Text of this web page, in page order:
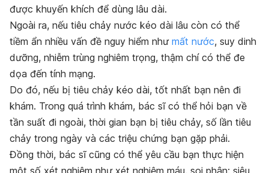
được khuyến khích để dùng lâu dài.
Ngoài ra, nếu tiêu chảy nước kéo dài lâu còn có thể
tiềm ẩn nhiều vấn đề nguy hiểm như mất nước, suy dinh
dưỡng, nhiễm trùng nghiêm trọng, thậm chí có thể đe
dọa đến tính mạng.
Do đó, nếu bị tiêu chảy kéo dài, tốt nhất bạn nên đi
khám. Trong quá trình khám, bác sĩ có thể hỏi bạn về
tần suất đi ngoài, thời gian bạn bị tiêu chảy, số lần tiêu
chảy trong ngày và các triệu chứng bạn gặp phải.
Đồng thời, bác sĩ cũng có thể yêu cầu bạn thực hiện